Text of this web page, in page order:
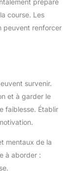
préparé
course. Les
peuvent renforcer
survenir.
et à garder le
faiblesse. Établir
mentaux de la
à aborder :